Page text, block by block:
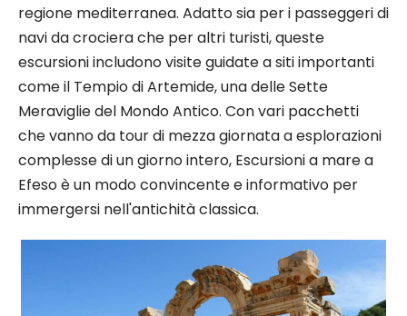
regione mediterranea. Adatto sia per i passeggeri di
navi da crociera che per altri turisti, queste
escursioni includono visite guidate a siti importanti
come il Tempio di Artemide, una delle Sette
Meraviglie del Mondo Antico. Con vari pacchetti
che vanno da tour di mezza giornata a esplorazioni
complesse di un giorno intero, Escursioni a mare a
Efeso è un modo convincente e informativo per
immergersi nell'antichità classica.